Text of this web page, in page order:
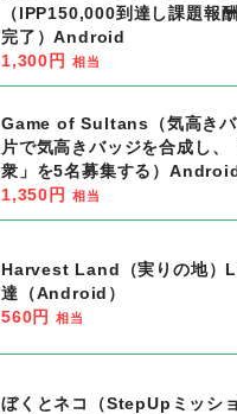
（IPP150,000到達し課題報
完了）Android
1,300円
相当
Game of Sultans（気高きバ
片で気高きバッジを合成し、
衆」を5名募集する）
1,350円
相当
Harvest Land（実りの地）
達（Android）
560円
相当
ぼくとネコ（StepUpミッシ